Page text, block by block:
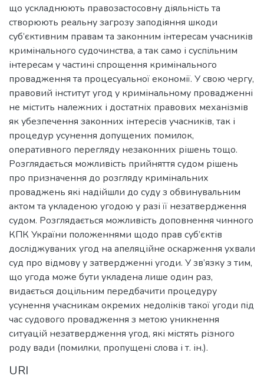
що ускладнюють правозастосовну діяльність та
створюють реальну загрозу заподіяння шкоди
суб’єктивним правам та законним інтересам учасників
кримінального судочинства, а так само і суспільним
інтересам у частині спрощення кримінального
провадження та процесуальної економії. У свою чергу,
правовий інститут угод у кримінальному провадженні
не містить належних і достатніх правових механізмів
як убезпечення законних інтересів учасників, так і
процедур усунення допущених помилок,
оперативного перегляду незаконних рішень тощо.
Розглядається можливість прийняття судом рішень
про призначення до розгляду кримінальних
проваджень які надійшли до суду з обвинувальним
актом та укладеною угодою у разі її незатвердження
судом. Розглядається можливість доповнення чинного
КПК України положеннями щодо прав суб’єктів
досліджуваних угод на апеляційне оскарження ухвали
суд про відмову у затвердженні угоди. У зв’язку з тим,
що угода може бути укладена лише один раз,
видається доцільним передбачити процедуру
усунення учасникам окремих недоліків такої угоди під
час судового провадження з метою уникнення
ситуацій незатвердження угод, які містять різного
роду вади (помилки, пропущені слова і т. ін.).
URI